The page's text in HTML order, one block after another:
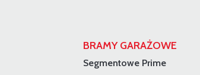
BRAMY GARAŻOWE
Segmentowe Prime